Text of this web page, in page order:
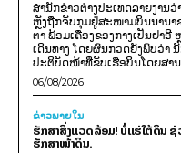
ສຳນັກຂ່າວຕ່າງປະເທດລາຍງານ
ຫຼັງຖືກຈັບກຸມຢູ່ສະໜາມບິນນານາ
ຕາ ພ້ອມເຄື່ອງຂອງກາງເປັນຢາອີ
ເດີນທາງ ໂດຍຜົນກວດຍັງພົບວ່າ
ປະຕິບັດໜ້າທີ່ຂັບເຮືອບິນໂດຍສານ
06/08/2026
ຂ່າວພາຍ​ໃນ
ຮັກສາສິ່ງແວດລ້ອມ! ບໍ່ແຮ່ໃຕ້ດິນ
ຮັກສາໜ້າດິນ.